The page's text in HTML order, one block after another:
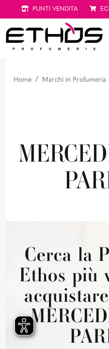
PUNTI VENDITA
Home Marchi in Profumeria
Cerca la
Ethos più